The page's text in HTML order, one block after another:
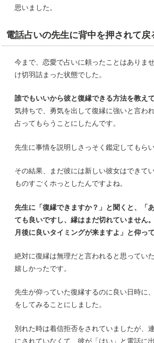
思いました。
電話占いの先生に背中を押されて戻
今まで、恋愛で占いに頼ったことはありま
け切羽詰まった状態でした。
誰でもいいから彼と復縁できる方法を教え
気持ちで、勇気を出して復縁に強いと言わ
占ってもらうことにしたんです。
先生に事情を説明しさっそく鑑定してもらい
その結果、まだ彼には新しい彼女はできて
ものすごくホっとしたんですよね。
先生に「復縁できますか？」と聞くと、「
ても良いですし、縁はまだ切れていません
月後に良いタイミングが来ますよ」と仰っ
絶対に復縁は無理だと言われると思ってい
嬉しかったです。
先生が仰っていた復縁するのに良い日時に
をしてみることにしました。
別れた時は着信拒否をされていましたが、
にされていなくて、彼が「はい」と電話に出